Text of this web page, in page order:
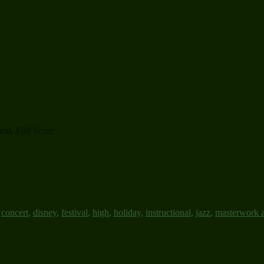
concert, disney, festival, high, holiday, instructional, jazz, masterwork